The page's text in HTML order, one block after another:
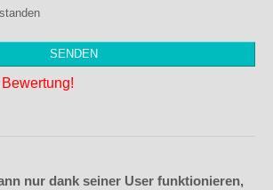
nur dank seiner User funktionieren,